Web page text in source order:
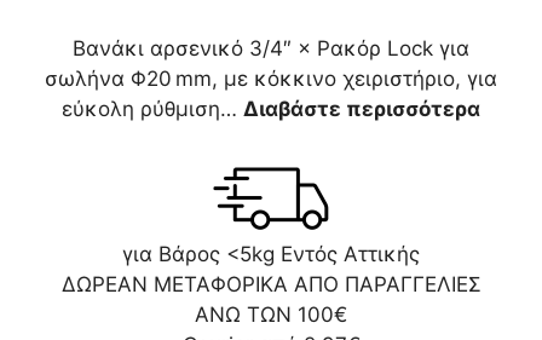
Βανάκι αρσενικό 3/4″ × Ρακόρ Lock για
σωλήνα Φ20 mm, με κόκκινο χειριστήριο, για
εύκολη ρύθμιση… Διαβάστε περισσότερα
για Βάρος <5kg Εντός Αττικής
ΔΩΡΕΑΝ ΜΕΤΑΦΟΡΙΚΑ ΑΠΟ ΠΑΡΑΓΓΕΛΙΕΣ
ΑΝΩ ΤΩΝ 100€